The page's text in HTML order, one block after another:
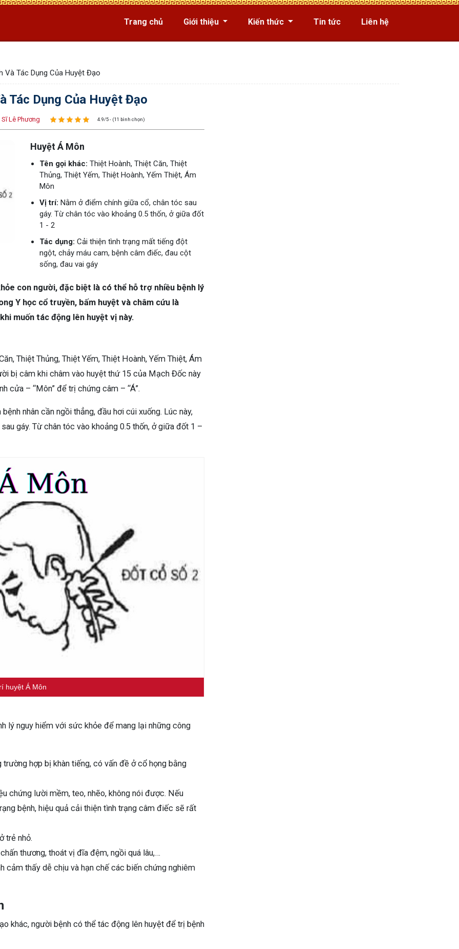
Trang chủ Giới thiệu Kiến thức Tin tức Liên hệ
Và Tác Dụng Của Huyệt Đạo
Tác Dụng Của Huyệt Đạo
Lê Phương 4.9/5 - (11 bình chọn)
Huyệt Á Môn
Tên gọi khác: Thiệt Hoành, Thiệt Căn, Thiệt
Thủng, Thiệt Yếm, Thiệt Hoành, Yếm Thiệt, Ám
Môn
Vị trí: Nằm ở điểm chính giữa cổ, chân tóc sau
gáy. Từ chân tóc vào khoảng 0.5 thốn, ở giữa đốt
1 - 2
Tác dụng: Cải thiện tình trạng mất tiếng đột
ngột, chảy máu cam, bệnh câm điếc, đau cột
sống, đau vai gáy
con người, đặc biệt là có thể hỗ trợ nhiều bệnh lý
Y học cổ truyền, bấm huyệt và châm cứu là
muốn tác động lên huyệt vị này.
Thiệt Thủng, Thiệt Yếm, Thiệt Hoành, Yếm Thiệt, Ám
bị câm khi châm vào huyệt thứ 15 của Mạch Đốc này
cửa – “Môn” để trị chứng câm – “Á”.
nhân cần ngồi thẳng, đầu hơi cúi xuống. Lúc này,
gáy. Từ chân tóc vào khoảng 0.5 thốn, ở giữa đốt 1 –
huyệt Á Môn
lý nguy hiểm với sức khỏe để mang lại những công
hợp bị khàn tiếng, có vấn đề ở cổ họng bằng
chứng lười mềm, teo, nhẽo, không nói được. Nếu
bệnh, hiệu quả cải thiện tình trạng câm điếc sẽ rất
trẻ nhỏ.
thương, thoát vị đĩa đệm, ngồi quá lâu,…
cảm thấy dễ chịu và hạn chế các biến chứng nghiêm
khác, người bệnh có thể tác động lên huyệt để trị bệnh